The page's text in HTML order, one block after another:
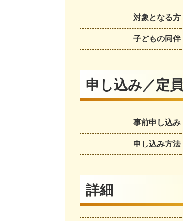
対象となる方
子どもの同伴
申し込み／定員
事前申し込み
申し込み方法
詳細